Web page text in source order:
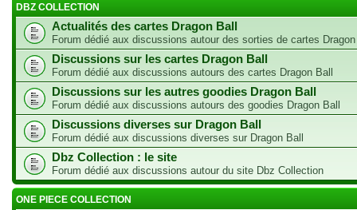
DBZ COLLECTION
Actualités des cartes Dragon Ball
Forum dédié aux discussions autour des sorties de cartes
Discussions sur les cartes Dragon Ball
Forum dédié aux discussions autours des cartes Dragon Ball
Discussions sur les autres goodies Dragon Ball
Forum dédié aux discussions autours des goodies Dragon Ball
Discussions diverses sur Dragon Ball
Forum dédié aux discussions diverses sur Dragon Ball
Dbz Collection : le site
Forum dédié aux discussions autour du site Dbz Collection
ONE PIECE COLLECTION